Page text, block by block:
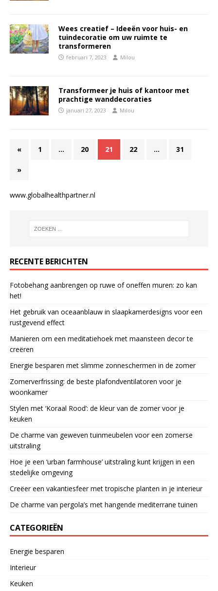
Wees creatief – Ideeën voor huis- en
tuindecoratie om uw ruimte te
transformeren
februari 7, 2023 Milou
Transformeer je huis of kantoor met
prachtige wanddecoraties
januari 27, 2023 Milou
« 1 … 20 21 22 … 31
»
www.globalhealthpartner.nl
RECENTE BERICHTEN
Fotobehang aanbrengen op ruwe of oneffen muren: zo kan
het!
Het gebruik van oceaanblauw in slaapkamerdesigns voor een
rustgevend effect
Manieren om een meditatiehoek met maansteen decor te
creëren
Energie besparen met slimme zonneschermen in de zomer
Zomerverfrissing: de beste plafondventilatoren voor je
woonkamer
Stylen met ‘Koraal Rood’: de kleur van de zomer voor je
keuken
De charme van geweven tuinmeubelen voor een zomerse
uitstraling
Hoe je een ‘urban farmhouse’ uitstraling kunt krijgen in een
stedelijke omgeving
Creëer een vakantiesfeer met tropische planten in je interieur
De charme van pergola’s met hangende mediterrane tuinen
CATEGORIEËN
Energie besparen
Interieur
Keuken